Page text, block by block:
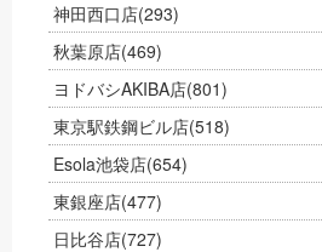
神田西口店(293)
秋葉原店(469)
ヨドバシAKIBA店(801)
東京駅鉄鋼ビル店(518)
Esola池袋店(654)
東銀座店(477)
日比谷店(727)